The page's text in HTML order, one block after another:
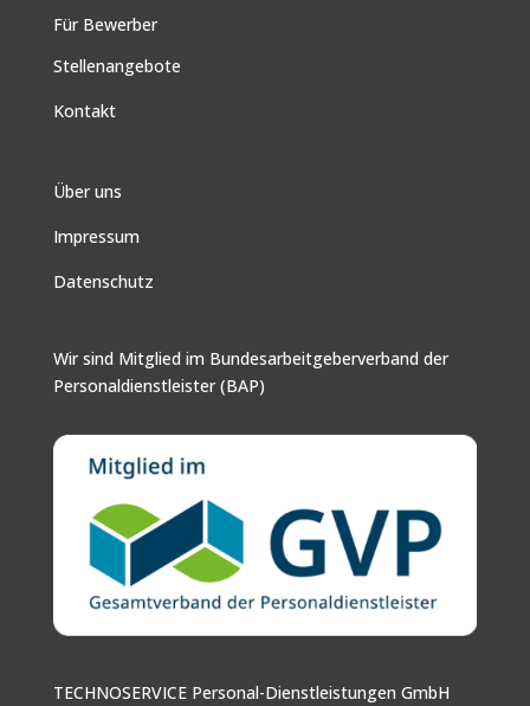
Für Bewerber
Stellenangebote
Kontakt
Über uns
Impressum
Datenschutz
Wir sind Mitglied im Bundesarbeitgeberverband der
Personaldienstleister (BAP)
TECHNOSERVICE Personal-Dienstleistungen GmbH